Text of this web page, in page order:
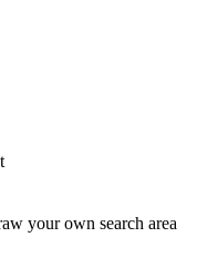
your own search area